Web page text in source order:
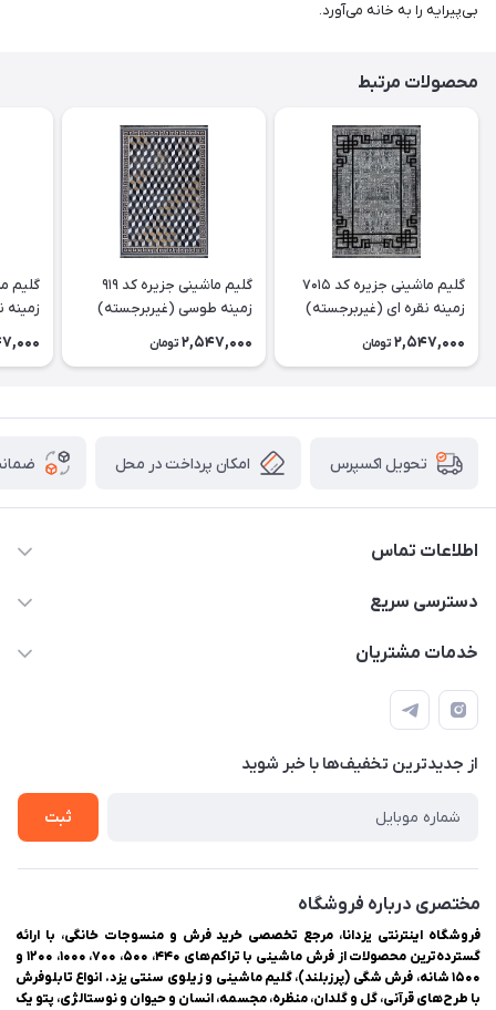
بی‌پیرایه را به خانه می‌آورد.
محصولات مرتبط
گلیم ماشینی جزیره کد 7015
زمینه نقره ای (غیربرجسته)
2,547,000 تومان
گلیم ماشینی جزیره کد 919
زمینه طوسی (غیربرجسته)
2,547,000 تومان
زمینه
تحویل اکسپرس امکان پرداخت در محل
اطلاعات تماس
03538252575
اینترنتی یزدانا
دسترسی سریع
حساب کاربری
لیست محصولات
درباره ما
خدمات مشتریان
راهنمای ثبت سفارش
حریم خصوصی
سوالات متداول
از جدید‌ترین تخفیف‌ها با‌ خبر شوید
ثبت
مختصری درباره فروشگاه
فروشگاه اینترنتی یزدانا، مرجع تخصصی خرید فرش و منسوجات خانگی، با ارائه
گسترده‌ترین محصولات از فرش ماشینی با تراکم‌های ۴۴۰، ۵۰۰، ۷۰۰، ۱۰۰۰، ۱۲۰۰ و
۱۵۰۰ شانه، فرش شگی (پرزبلند)، گلیم ماشینی و زیلوی سنتی یزد. انواع تابلوفرش
با طرح‌های قرآنی، گل و گلدان، منظره، مجسمه، انسان و حیوان و نوستالژی، پتو یک